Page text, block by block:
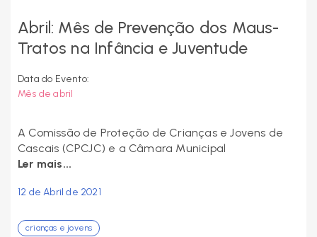
Abril: Mês de Prevenção dos Maus-
Tratos na Infância e Juventude
Data do Evento:
Mês de abril
A Comissão de Proteção de Crianças e Jovens de
Cascais (CPCJC) e a Câmara Municipal
Ler mais...
12 de Abril de 2021
crianças e jovens